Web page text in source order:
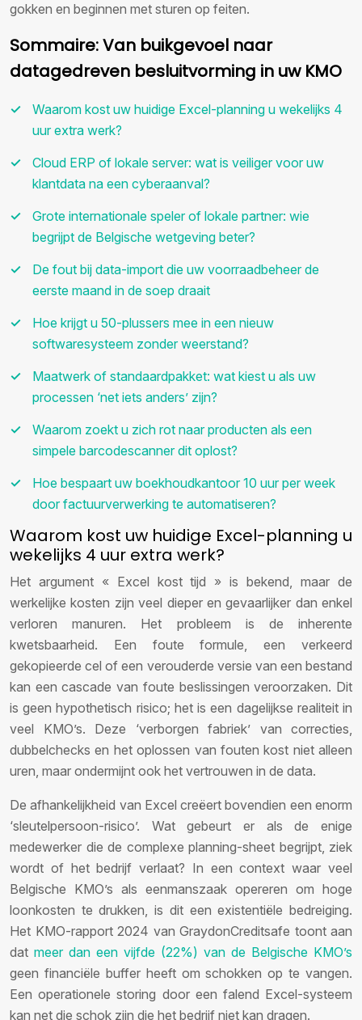
gokken en beginnen met sturen op feiten.
Sommaire: Van buikgevoel naar
datagedreven besluitvorming in uw KMO
Waarom kost uw huidige Excel-planning u wekelijks 4
uur extra werk?
Cloud ERP of lokale server: wat is veiliger voor uw
klantdata na een cyberaanval?
Grote internationale speler of lokale partner: wie
begrijpt de Belgische wetgeving beter?
De fout bij data-import die uw voorraadbeheer de
eerste maand in de soep draait
Hoe krijgt u 50-plussers mee in een nieuw
softwaresysteem zonder weerstand?
Maatwerk of standaardpakket: wat kiest u als uw
processen ‘net iets anders’ zijn?
Waarom zoekt u zich rot naar producten als een
simpele barcodescanner dit oplost?
Hoe bespaart uw boekhoudkantoor 10 uur per week
door factuurverwerking te automatiseren?
Waarom kost uw huidige Excel-planning u
wekelijks 4 uur extra werk?
Het argument « Excel kost tijd » is bekend, maar de
werkelijke kosten zijn veel dieper en gevaarlijker dan enkel
verloren manuren. Het probleem is de inherente
kwetsbaarheid. Een foute formule, een verkeerd
gekopieerde cel of een verouderde versie van een bestand
kan een cascade van foute beslissingen veroorzaken. Dit
is geen hypothetisch risico; het is een dagelijkse realiteit in
veel KMO’s. Deze ‘verborgen fabriek’ van correcties,
dubbelchecks en het oplossen van fouten kost niet alleen
uren, maar ondermijnt ook het vertrouwen in de data.
De afhankelijkheid van Excel creëert bovendien een enorm
‘sleutelpersoon-risico’. Wat gebeurt er als de enige
medewerker die de complexe planning-sheet begrijpt, ziek
wordt of het bedrijf verlaat? In een context waar veel
Belgische KMO’s als eenmanszaak opereren om hoge
loonkosten te drukken, is dit een existentiële bedreiging.
Het KMO-rapport 2024 van GraydonCreditsafe toont aan
dat meer dan een vijfde (22%) van de Belgische KMO’s
geen financiële buffer heeft om schokken op te vangen.
Een operationele storing door een falend Excel-systeem
kan net die schok zijn die het bedrijf niet kan dragen.